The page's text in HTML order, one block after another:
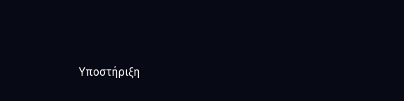
Υποστήριξη